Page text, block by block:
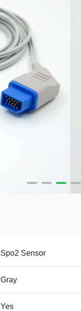
Spo2 Sensor
Gray
Yes